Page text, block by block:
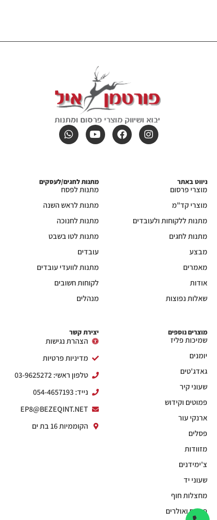
ניווט באתר
מוצרי פרסום
מוצרי קד"מ
מתנות ללקוחות ולעובדים
מתנות לחגים
מבצע
מאמרים
אודות
שאלות נפוצות
מתנות לחגים/לעסקים
מתנות לפסח
מתנות לראש השנה
מתנות לחנוכה
מתנות לטו בשבט
עובדים
מתנות לוועדי עובדים
לקוחות חשובים
מנהלים
מוצרים נוספים
שמיכות פליז
יומנים
גאדג'טים
שעוני קיר
פמוטים וקידוש
ארנקי עור
פסלים
מזוודות
צ'ימידנים
שעוני יד
מחצלות חוף
פנסים ואולרים
יצירת קשר
הצהרת נגישות
מדיניות פרטיות
טלפון ראשי: 03-9625272
נייד: 054-4657193
EP8@BEZEQINT.NET
הקוממיות 16 בת ים